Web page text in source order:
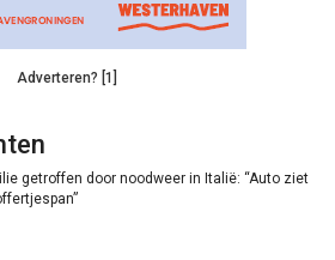
Adverteren? [1]
getroffen door noodweer in Italië: “Auto ziet